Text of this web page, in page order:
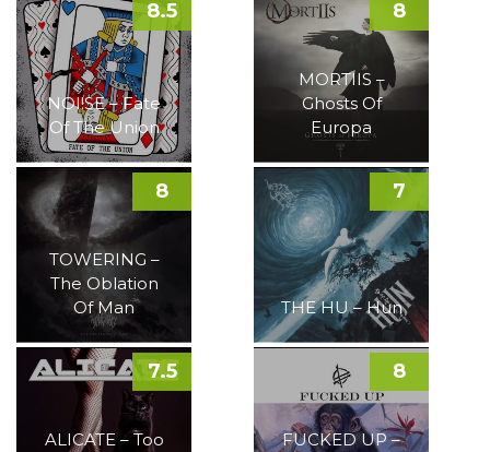
NOI!SE – Fate
Of The Union
8.5
MORTIIS –
Ghosts Of
Europa
8
TOWERING –
The Oblation
Of Man
8
THE HU – Hun
7
ALICATE – Too
7.5
FUCKED UP –
8